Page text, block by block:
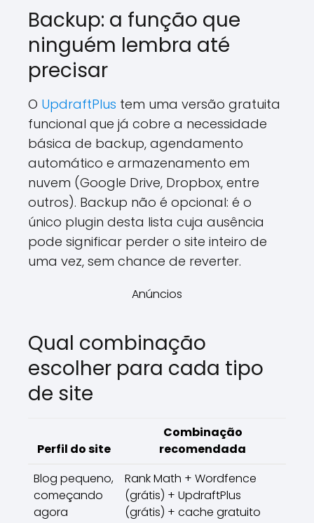
Backup: a função que
ninguém lembra até
precisar
O UpdraftPlus tem uma versão gratuita
funcional que já cobre a necessidade
básica de backup, agendamento
automático e armazenamento em
nuvem (Google Drive, Dropbox, entre
outros). Backup não é opcional: é o
único plugin desta lista cuja ausência
pode significar perder o site inteiro de
uma vez, sem chance de reverter.
Anúncios
Qual combinação
escolher para cada tipo
de site
Perfil do site
Combinação
recomendada
Blog pequeno,
começando
agora
Rank Math + Wordfence
(grátis) + UpdraftPlus
(grátis) + cache gratuito